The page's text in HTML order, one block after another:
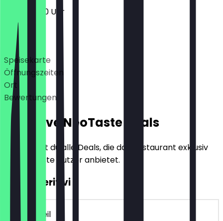
11:30 - 23:00 Uhr
Deals
Speisekarte
Öffnungszeiten
Ort
Bewertungen
Exklusive NeoTaste Deals
Hier findest du alle Deals, die das Restaurant exklusiv
für NeoTaste Nutzer anbietet.
2für1 Aperitivi
~7 € Vorteil